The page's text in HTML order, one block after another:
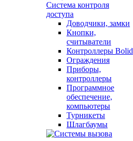
Система контроля
доступа
Доводчики, замки
Кнопки,
считыватели
Контроллеры Bolid
Ограждения
Приборы,
контроллеры
Программное
обеспечение,
компьютеры
Турникеты
Шлагбаумы